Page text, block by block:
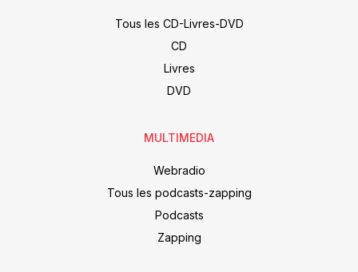
Tous les CD-Livres-DVD
CD
Livres
DVD
MULTIMEDIA
Webradio
Tous les podcasts-zapping
Podcasts
Zapping